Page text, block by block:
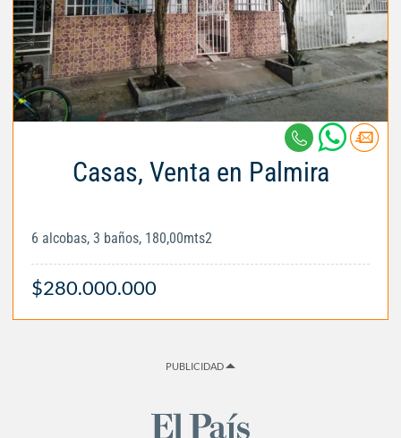
Casas, Venta en Palmira
6 alcobas, 3 baños, 180,00mts2
$280.000.000
PUBLICIDAD